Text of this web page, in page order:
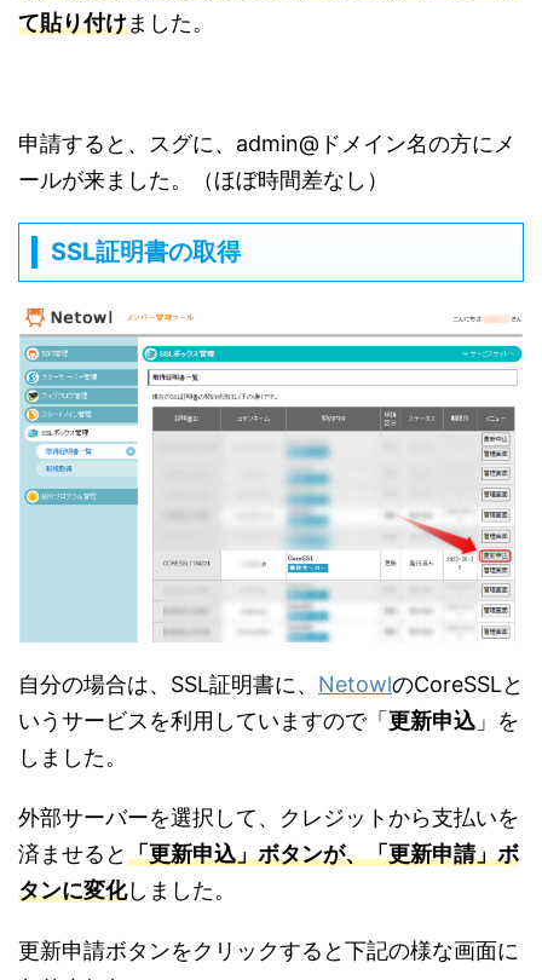
て貼り付けました。
申請すると、スグに、admin@ドメイン名の方にメ
ールが来ました。（ほぼ時間差なし）
SSL証明書の取得
自分の場合は、SSL証明書に、 NetowlのCoreSSLと
いうサービスを利用していますので「 更新申込 」を
しました。
外部サーバーを選択して、クレジットから支払いを
済ませると「更新申込」ボタンが、「更新申請」ボ
タンに変化しました。
更新申請ボタンをクリックすると下記の様な画面に